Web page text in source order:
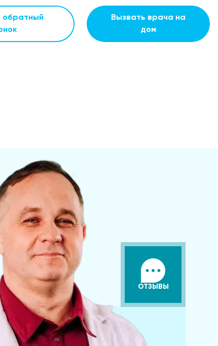
обратный
Вызвать врача на
дом
ОТЗЫВЫ